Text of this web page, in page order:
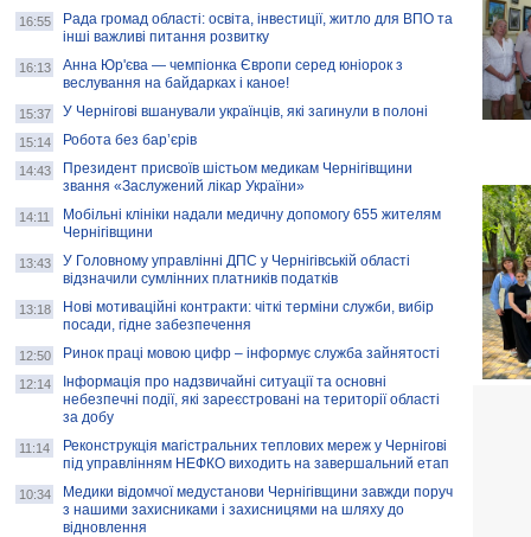
AB InBev Efes Україна підтримала
навчальний проєкт "Молодіжна бізнес-
школа", спрямований на розвиток
підприємництва у Чернігівській області
Золота тварина: видання Forbes
написало про чернігівця Патрона: хто і
скільки на ньому заробляє? І куди
витрачають?
16:55
Рада громад області: освіта, інвестиції, житло для ВПО та
інші важливі питання розвитку
16:13
Анна Юр'єва — чемпіонка Європи серед юніорок з
веслування на байдарках і каное!
15:37 У Чернігові вшанували українців, які загинули в полоні
15:14 Робота без бар’єрів
14:43
Президент присвоїв шістьом медикам Чернігівщини
звання «Заслужений лікар України»
14:11
Мобільні клініки надали медичну допомогу 655 жителям
Чернігівщини
13:43
У Головному управлінні ДПС у Чернігівській області
відзначили сумлінних платників податків
13:18
Нові мотиваційні контракти: чіткі терміни служби, вибір
посади, гідне забезпечення
12:50 Ринок праці мовою цифр – інформує служба зайнятості
12:14
Інформація про надзвичайні ситуації та основні
небезпечні події, які зареєстровані на території області
за добу
11:14
Реконструкція магістральних теплових мереж у Чернігові
під управлінням НЕФКО виходить на завершальний етап
10:34
Медики відомчої медустанови Чернігівщини завжди поруч
з нашими захисниками і захисницями на шляху до
відновлення